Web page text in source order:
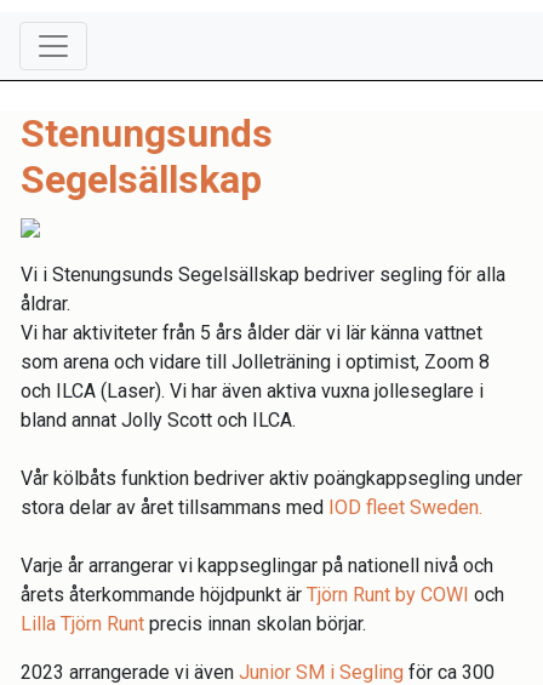
Stenungsunds
Segelsällskap
Vi i Stenungsunds Segelsällskap bedriver segling för alla
åldrar.
Vi har aktiviteter från 5 års ålder där vi lär känna vattnet
som arena och vidare till Jolleträning i optimist, Zoom 8
och ILCA (Laser). Vi har även aktiva vuxna jolleseglare i
bland annat Jolly Scott och ILCA.
Vår kölbåts funktion bedriver aktiv poängkappsegling under
stora delar av året tillsammans med IOD fleet Sweden.
Varje år arrangerar vi kappseglingar på nationell nivå och
årets återkommande höjdpunkt är Tjörn Runt by COWI och
Lilla Tjörn Runt precis innan skolan börjar.
2023 arrangerade vi även Junior SM i Segling för ca 300